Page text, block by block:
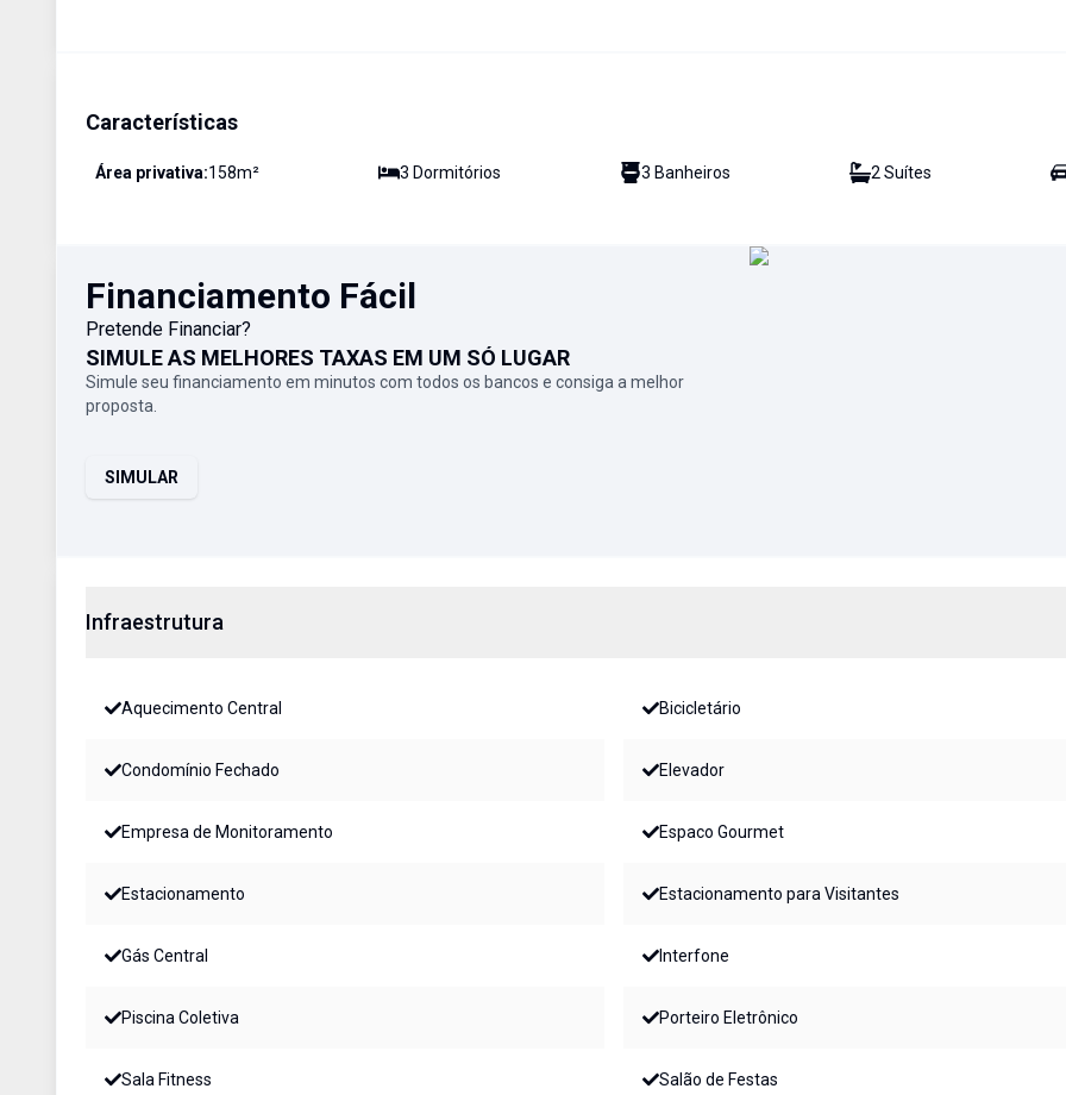
Características
Área privativa:158m² 3 Dormitórios 3 Banheiros 2 Suítes
Financiamento Fácil
Pretende Financiar?
SIMULE AS MELHORES TAXAS EM UM SÓ LUGAR
Simule seu financiamento em minutos com todos os bancos e consiga a melhor
proposta.
SIMULAR
Infraestrutura
Aquecimento Central Bicicletário
Condomínio Fechado Elevador
Empresa de Monitoramento Espaco Gourmet
Estacionamento Estacionamento para Visitantes
Gás Central Interfone
Piscina Coletiva Porteiro Eletrônico
Sala Fitness Salão de Festas